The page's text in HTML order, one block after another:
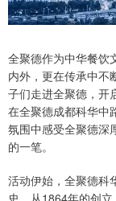
全聚德作为中华餐饮
内外，更在传承中不
子们走进全聚德，开
在全聚德成都科华中
氛围中感受全聚德深
的一笔。
活动伊始，全聚德科
史。从1864年的创